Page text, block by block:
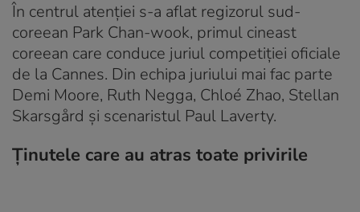
În centrul atenției s-a aflat regizorul sud-
coreean Park Chan-wook, primul cineast
coreean care conduce juriul competiției oficiale
de la Cannes. Din echipa juriului mai fac parte
Demi Moore, Ruth Negga, Chloé Zhao, Stellan
Skarsgård și scenaristul Paul Laverty.
Ținutele care au atras toate privirile